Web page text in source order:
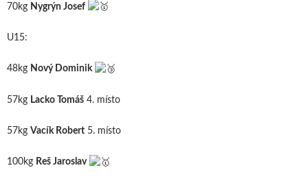
70kg Nygrýn Josef
U15:
48kg Nový Dominik
57kg Lacko Tomáš 4. místo
57kg Vacík Robert 5. místo
100kg Reš Jaroslav